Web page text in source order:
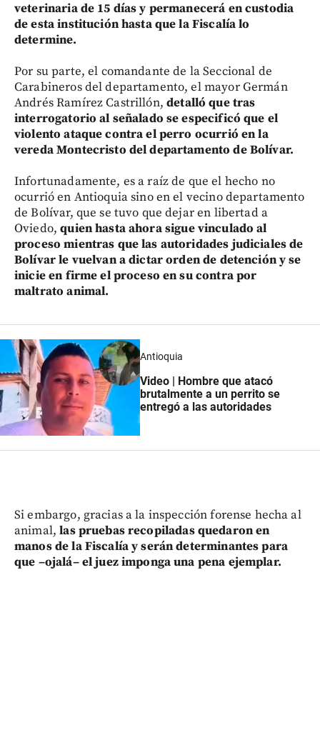
veterinaria de 15 días y permanecerá en custodia
de esta institución hasta que la Fiscalía lo
determine.
Por su parte, el comandante de la Seccional de
Carabineros del departamento, el mayor Germán
Andrés Ramírez Castrillón, detalló que tras
interrogatorio al señalado se especificó que el
violento ataque contra el perro ocurrió en la
vereda Montecristo del departamento de Bolívar.
Infortunadamente, es a raíz de que el hecho no
ocurrió en Antioquia sino en el vecino departamento
de Bolívar, que se tuvo que dejar en libertad a
Oviedo,quien hasta ahora sigue vinculado al
proceso mientras que las autoridades judiciales de
Bolívar le vuelvan a dictar orden de detención y se
inicie en firme el proceso en su contra por
maltrato animal.
Antioquia
Video | Hombre que atacó
brutalmente a un perrito se
entregó a las autoridades
Si embargo, gracias a la inspección forense hecha al
animal, las pruebas recopiladas quedaron en
manos de la Fiscalía y serán determinantes para
que –ojalá– el juez imponga una pena ejemplar.